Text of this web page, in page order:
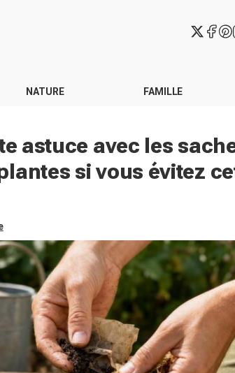
NATURE FAMILLE
astuce avec les
si vous évitez